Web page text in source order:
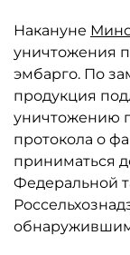
Накануне
уничтожения
эмбарго. По
продукция
уничтожению
протокола о
приниматься
Федеральной